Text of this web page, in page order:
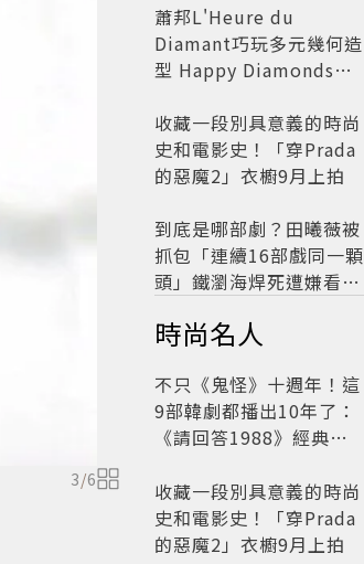
3/6
蕭邦L'Heure du
Diamant巧玩多元幾何造
型 Happy Diamonds歡
收藏一段別具意義的時尚
史和電影史！「穿Prada
的惡魔2」衣櫥9月上拍
到底是哪部劇？田曦薇被
抓包「連續16部戲同一顆
頭」鐵瀏海焊死遭嫌看膩
時尚名人
不只《鬼怪》十週年！這
9部韓劇都播出10年了：
《請回答1988》經典不
收藏一段別具意義的時尚
史和電影史！「穿Prada
的惡魔2」衣櫥9月上拍